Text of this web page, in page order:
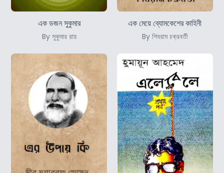
এক ডজন সুকুমার
By সুকুমার রায়
এক মেয়ে ব্যোমকেশের কাহিনী
By শিবরাম চক্রবর্তী